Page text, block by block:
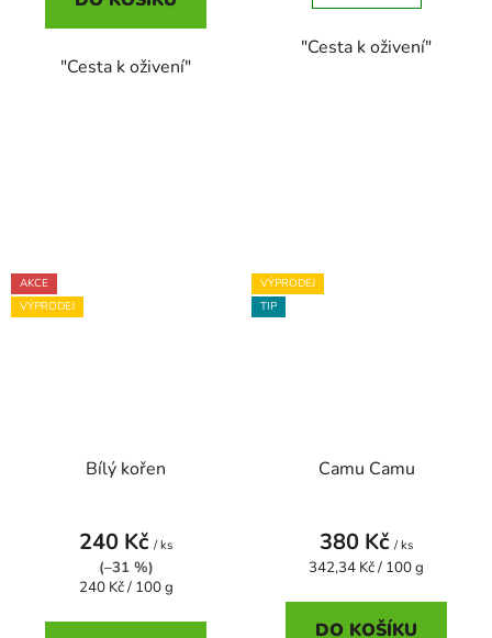
"Cesta k oživení"
"Cesta k oživení"
AKCE
VÝPRODEJ
Bílý kořen
240 Kč / ks
(–31 %)
Měrná
240 Kč / 100 g
VÝPRODEJ
TIP
Camu Camu
380 Kč / ks
Měrná
342,34 Kč / 100 g
DO KOŠÍKU